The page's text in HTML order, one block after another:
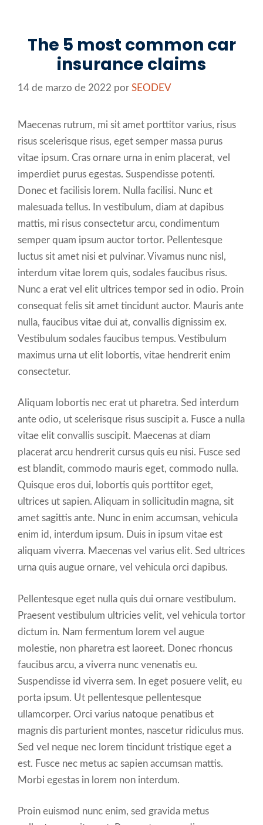
contenidoThe 5 most common car
insurance claims
14 de marzo de 2022 por SEODEV
Maecenas rutrum, mi sit amet porttitor varius, risus
risus scelerisque risus, eget semper massa purus
vitae ipsum. Cras ornare urna in enim placerat, vel
imperdiet purus egestas. Suspendisse potenti.
Donec et facilisis lorem. Nulla facilisi. Nunc et
malesuada tellus. In vestibulum, diam at dapibus
mattis, mi risus consectetur arcu, condimentum
semper quam ipsum auctor tortor. Pellentesque
luctus sit amet nisi et pulvinar. Vivamus nunc nisl,
interdum vitae lorem quis, sodales faucibus risus.
Nunc a erat vel elit ultrices tempor sed in odio. Proin
consequat felis sit amet tincidunt auctor. Mauris ante
nulla, faucibus vitae dui at, convallis dignissim ex.
Vestibulum sodales faucibus tempus. Vestibulum
maximus urna ut elit lobortis, vitae hendrerit enim
consectetur.
Aliquam lobortis nec erat ut pharetra. Sed interdum
ante odio, ut scelerisque risus suscipit a. Fusce a nulla
vitae elit convallis suscipit. Maecenas at diam
placerat arcu hendrerit cursus quis eu nisi. Fusce sed
est blandit, commodo mauris eget, commodo nulla.
Quisque eros dui, lobortis quis porttitor eget,
ultrices ut sapien. Aliquam in sollicitudin magna, sit
amet sagittis ante. Nunc in enim accumsan, vehicula
enim id, interdum ipsum. Duis in ipsum vitae est
aliquam viverra. Maecenas vel varius elit. Sed ultrices
urna quis augue ornare, vel vehicula orci dapibus.
Pellentesque eget nulla quis dui ornare vestibulum.
Praesent vestibulum ultricies velit, vel vehicula tortor
dictum in. Nam fermentum lorem vel augue
molestie, non pharetra est laoreet. Donec rhoncus
faucibus arcu, a viverra nunc venenatis eu.
Suspendisse id viverra sem. In eget posuere velit, eu
porta ipsum. Ut pellentesque pellentesque
ullamcorper. Orci varius natoque penatibus et
magnis dis parturient montes, nascetur ridiculus mus.
Sed vel neque nec lorem tincidunt tristique eget a
est. Fusce nec metus ac sapien accumsan mattis.
Morbi egestas in lorem non interdum.
Proin euismod nunc enim, sed gravida metus